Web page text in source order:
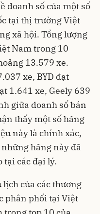
doanh số của một số
tại thị trường Việt
xã hội. Tổng lượng
Nam trong 10
13.579 xe.
xe, BYD đạt
1.641 xe, Geely 639
giữa doanh số bán
thấy một số hãng
này là chính xác,
hãng này đã
tại các đại lý.
lịch của các thương
phân phối tại Việt